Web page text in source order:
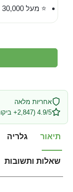
⭐ מעל 30,000 לקוחות מרוצים
אחריות מלאה
4.9/5 (2,847+ ביקורות)
תיאור גלריה
שאלות ותשובות